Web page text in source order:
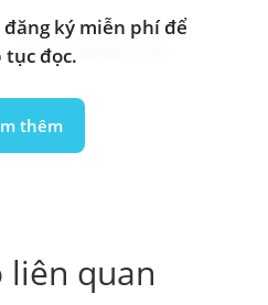
24 3978 5165
ký miễn phí để
đọc.
thêm
liên quan